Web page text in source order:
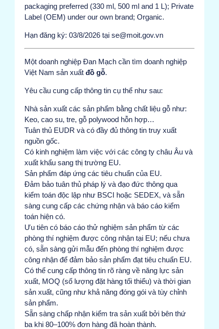
packaging preferred (330 ml, 500 ml and 1 L); Private
Label (OEM) under our own brand; Organic.
Hạn đăng ký: 03/8/2026 tại se@moit.gov.vn
Một doanh nghiệp Đan Mạch cần tìm doanh nghiệp
Việt Nam sản xuất đồ gỗ.
Yêu cầu cung cấp thông tin cụ thể như sau:
Nhà sản xuất các sản phẩm bằng chất liệu gỗ như:
Keo, cao su, tre, gỗ polywood hỗn hợp…
Tuân thủ EUDR và có đầy đủ thông tin truy xuất
nguồn gốc.
Có kinh nghiệm làm việc với các công ty châu Âu và
xuất khẩu sang thị trường EU.
Sản phẩm đáp ứng các tiêu chuẩn của EU.
Đảm bảo tuân thủ pháp lý và đạo đức thông qua
kiểm toán độc lập như BSCI hoặc SEDEX, và sẵn
sàng cung cấp các chứng nhận và báo cáo kiểm
toán hiện có.
Ưu tiên có báo cáo thử nghiệm sản phẩm từ các
phòng thí nghiệm được công nhận tại EU; nếu chưa
có, sẵn sàng gửi mẫu đến phòng thí nghiệm được
công nhận để đảm bảo sản phẩm đạt tiêu chuẩn EU.
Có thể cung cấp thông tin rõ ràng về năng lực sản
xuất, MOQ (số lượng đặt hàng tối thiểu) và thời gian
sản xuất, cũng như khả năng đóng gói và tùy chỉnh
sản phẩm.
Sẵn sàng chấp nhận kiểm tra sản xuất bởi bên thứ
ba khi 80–100% đơn hàng đã hoàn thành.